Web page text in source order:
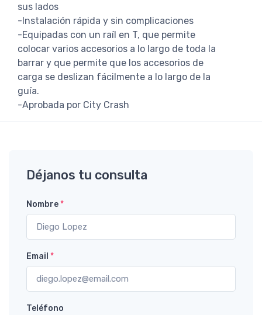
sus lados
-Instalación rápida y sin complicaciones
-Equipadas con un raíl en T, que permite
colocar varios accesorios a lo largo de toda la
barrar y que permite que los accesorios de
carga se deslizan fácilmente a lo largo de la
guía.
-Aprobada por City Crash
Déjanos tu consulta
Nombre*
Email *
Teléfono